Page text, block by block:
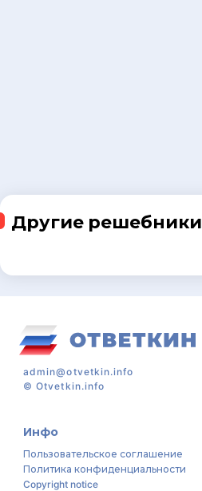
Другие решебники
admin@otvetkin.info
©Otvetkin.info
Инфо
Пользовательское соглашение
Политика конфиденциальности
Copyright notice